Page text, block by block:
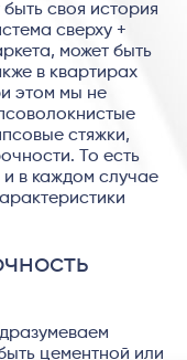
своя история
сверху +
может быть
в квартирах
этом мы не
стяжки,
То есть
в каждом случае
цементной или